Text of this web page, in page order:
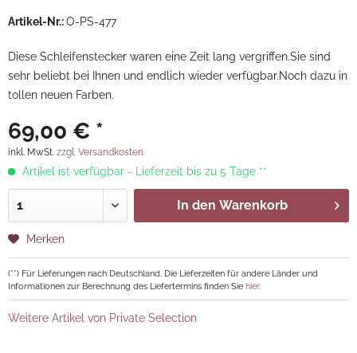
Artikel-Nr.:O-PS-477
Diese Schleifenstecker waren eine Zeit lang vergriffen.Sie sind
sehr beliebt bei Ihnen und endlich wieder verfügbar.Noch dazu in
tollen neuen Farben.
69,00 € *
inkl. MwSt. zzgl. Versandkosten
Artikel ist verfügbar - Lieferzeit bis zu 5 Tage **
In den Warenkorb
Merken
(**) Für Lieferungen nach Deutschland. Die Lieferzeiten für andere Länder und
Informationen zur Berechnung des Liefertermins finden Sie hier.
Weitere Artikel von Private Selection